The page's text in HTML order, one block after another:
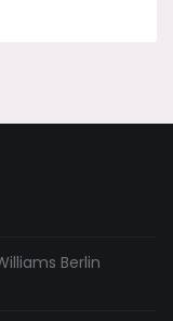
Berlin